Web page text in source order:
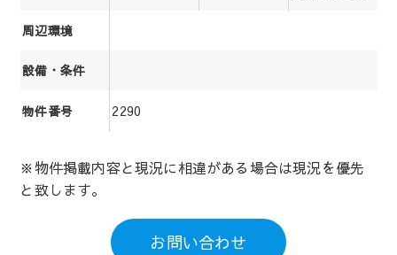
周辺環境
設備・条件
物件番号 2290
※物件掲載内容と現況に相違がある場合は現況を優先
と致します。
お問い合わせ